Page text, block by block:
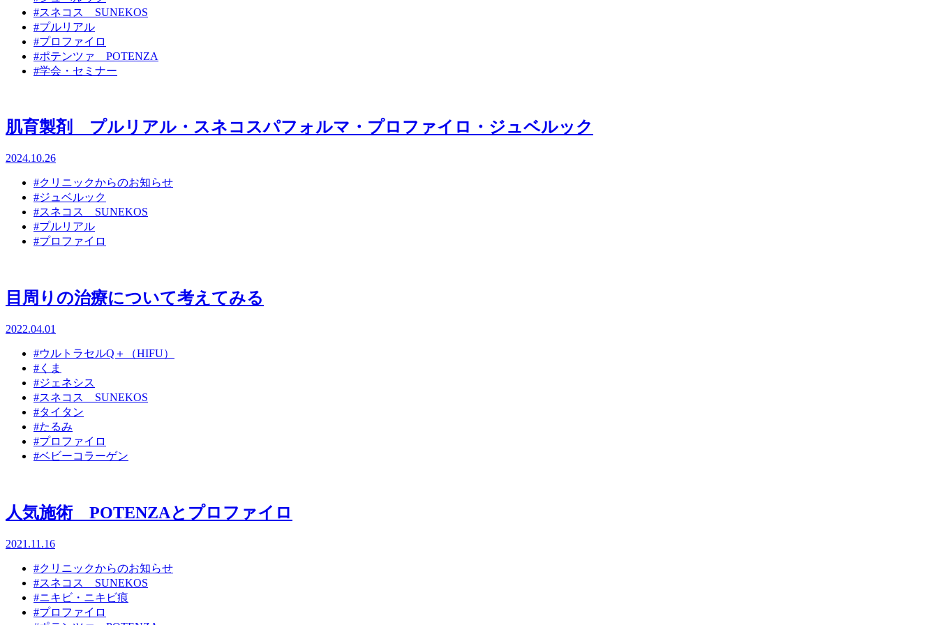
#スネコス SUNEKOS
#プルリアル
#プロファイロ
#ポテンツァ POTENZA
#学会・セミナー
肌育製剤 プルリアル・スネコスパフォルマ・プロファイロ・ジュベルック
2024.10.26
#クリニックからのお知らせ
#ジュベルック
#スネコス SUNEKOS
#プルリアル
#プロファイロ
目周りの治療について考えてみる
2022.04.01
#ウルトラセルQ＋（HIFU）
#くま
#ジェネシス
#スネコス SUNEKOS
#タイタン
#たるみ
#プロファイロ
#ベビーコラーゲン
人気施術 POTENZAとプロファイロ
2021.11.16
#クリニックからのお知らせ
#スネコス SUNEKOS
#ニキビ・ニキビ痕
#プロファイロ